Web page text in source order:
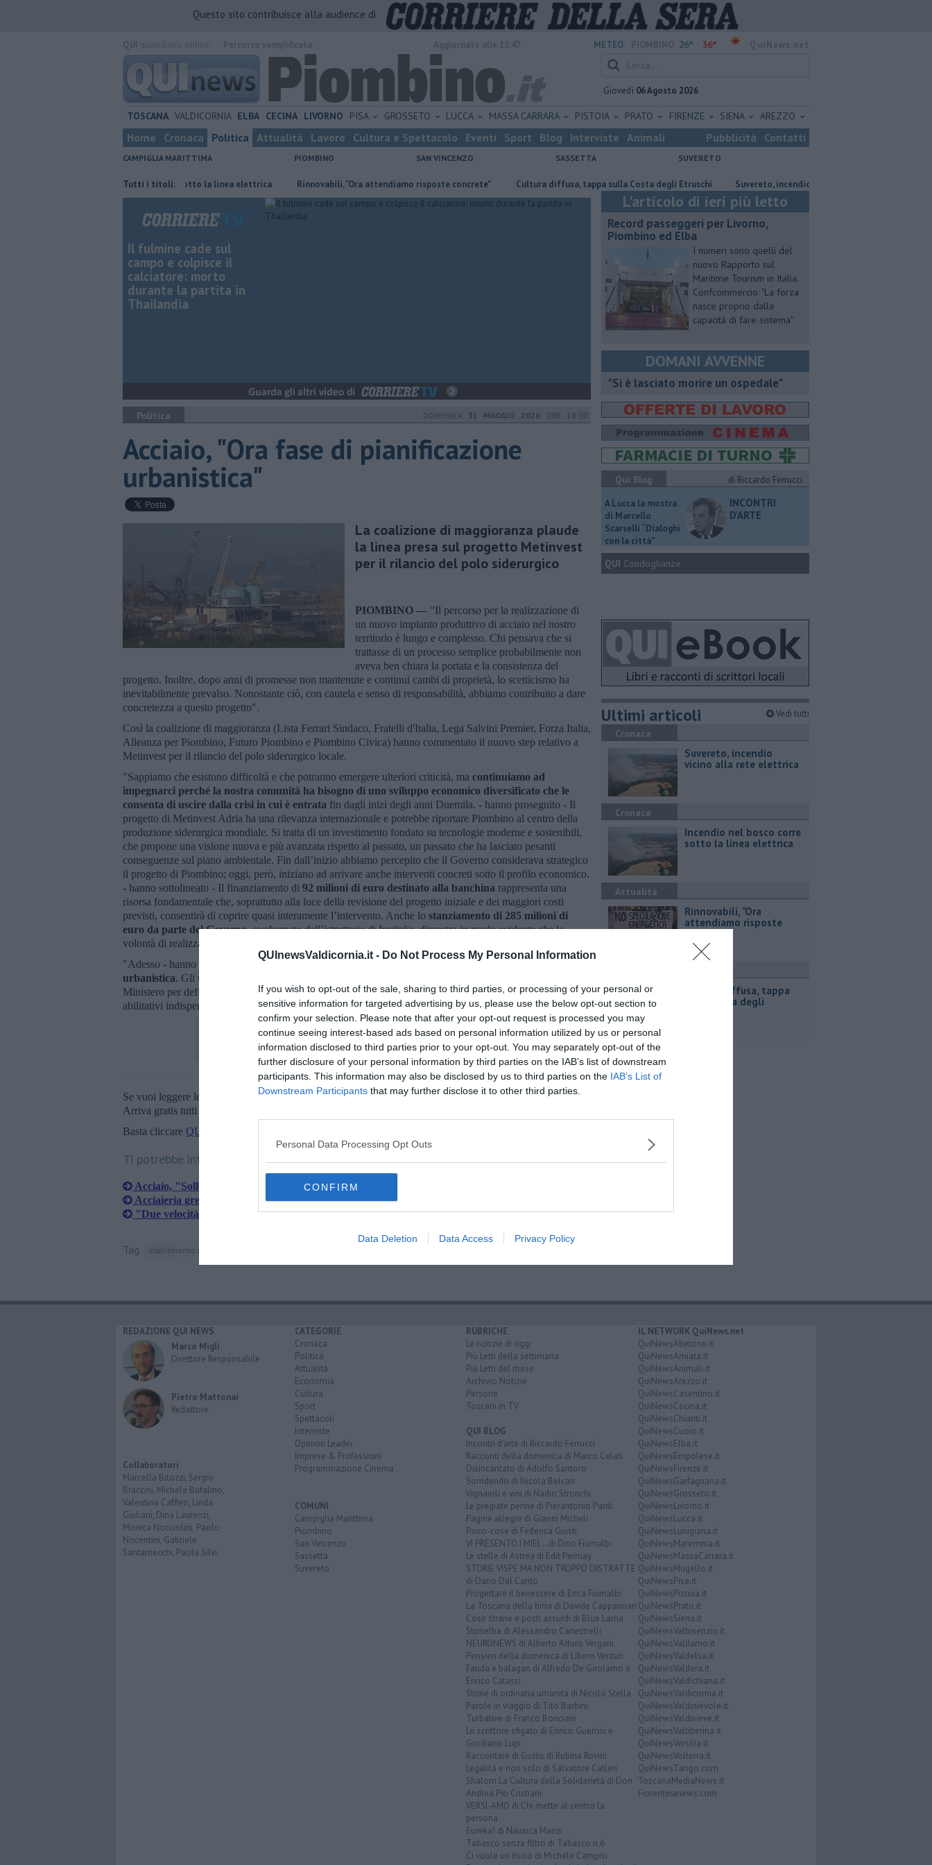
QUInewsValdicornia.it - Do Not Process My Personal Information
If you wish to opt-out of the sale, sharing to third parties, or processing of your personal or
sensitive information for targeted advertising by us, please use the below opt-out section to
confirm your selection. Please note that after your opt-out request is processed you may
continue seeing interest-based ads based on personal information utilized by us or personal
information disclosed to third parties prior to your opt-out. You may separately opt-out of the
further disclosure of your personal information by third parties on the IAB’s list of downstream
participants. This information may also be disclosed by us to third parties on the IAB’s List of
Downstream Participants that may further disclose it to other third parties.
Personal Data Processing Opt Outs
CONFIRM
Data Deletion Data Access Privacy Policy
Questo sito contribuisce alla audience di
METEO: 26° 36°
Giovedì 06 Agosto 2026
TOSCANA VALDICORNIA ELBA CECINA LIVORNO PISA GROSSETO LUCCA MASSA CARRARA PISTOIA PRATO FIRENZE SIENA AREZZO
Home Cronaca Politica Attualità Lavoro Cultura e Spettacolo Eventi Sport Blog Interviste Animali Pubblicità Contatti
CAMPIGLIA MARITTIMA PIOMBINO SAN VINCENZO SASSETTA SUVERETO
Tutti i titoli:
Incendio nel bosco corre sotto la linea elettrica Rinnovabili, "Ora attendiamo risposte concrete" Cultura diffusa, tappa sulla Costa degli Etruschi Suvereto, incendio vicino alla rete elettrica
Il fulmine cade sul
campo e colpisce il
calciatore: morto
durante la partita in
Thailandia
Politica DOMENICA 31 MAGGIO 2026 ORE 18:00
Acciaio, "Ora fase di pianificazione
urbanistica"
La coalizione di maggioranza plaude
la linea presa sul progetto Metinvest
per il rilancio del polo siderurgico
PIOMBINO — "Il percorso per la realizzazione di
un nuovo impianto produttivo di acciaio nel nostro
territorio è lungo e complesso. Chi pensava che si
trattasse di un processo semplice probabilmente non
aveva ben chiara la portata e la consistenza del
progetto. Inoltre, dopo anni di promesse non mantenute e continui cambi di proprietà, lo scetticismo ha
inevitabilmente prevalso. Nonostante ciò, con cautela e senso di responsabilità, abbiamo contribuito a dare
concretezza a questo progetto".
Così la coalizione di maggioranza (Lista Ferrari Sindaco, Fratelli d'Italia, Lega Salvini Premier, Forza Italia,
Alleanza per Piombino, Futuro Piombino e Piombino Civica) hanno commentato il nuovo step relativo a
Metinvest per il rilancio del polo siderurgico locale.
"Sappiamo che esistono difficoltà e che potranno emergere ulteriori criticità, ma continuiamo ad
impegnarci perché la nostra comunità ha bisogno di uno sviluppo economico diversificato che le
consenta di uscire dalla crisi in cui è entrata fin dagli inizi degli anni Duemila. - hanno proseguito - Il
progetto di Metinvest Adria ha una rilevanza internazionale e potrebbe riportare Piombino al centro della
produzione siderurgica mondiale. Si tratta di un investimento fondato su tecnologie moderne e sostenibili,
che propone una visione nuova e più avanzata rispetto al passato, un passato che ha lasciato pesanti
conseguenze sul piano ambientale. Fin dall’inizio abbiamo percepito che il Governo considerava strategico
il progetto di Piombino; oggi, però, iniziano ad arrivare anche interventi concreti sotto il profilo economico.
- hanno sottolineato - Il finanziamento di 92 milioni di euro destinato alla banchina rappresenta una
risorsa fondamentale che, soprattutto alla luce della revisione del progetto iniziale e dei maggiori costi
previsti, consentirà di coprire quasi interamente l’intervento. Anche lo stanziamento di 285 milioni di
euro da parte del Governo, confermato dall’istruttoria di Invitalia, dimostra in modo evidente che la
volontà di realizzare il progetto è concreta".
"Adesso - hanno concluso - inizia la fase più complessa e delicata dal punto di vista della
urbanistica. Gli uffici comunali sono in costante contatto con i professionisti di Metinvest Adria e con il
Ministero per definire tutte le procedure necessarie e attivare gli strumenti più idonei a conseguire i titoli
abilitativi indispensabili per l’avvio definitivo del progetto".
Se vuoi leggere le notizie principali della Toscana iscriviti allaNewsletter QUInews - ToscanaMedia.
Arriva gratis tutti i giorni alle 20:00 direttamente nella tua casella di posta.
Basta cliccare QUI
Ti potrebbe interessare anche:
Acciaio, "Sollecitiamo nomina commissario"
Acciaieria green, 285 milioni per Metinvest
"Due velocità sul polo siderurgico"
Tag stabilimento siderurgico di piombino
L'articolo di ieri più letto
Record passeggeri per Livorno,
Piombino ed Elba
I numeri sono quelli del
nuovo Rapporto sul
Maritime Tourism in Italia.
Confcommercio: "La forza
nasce proprio dalla
capacità di fare sistema"
DOMANI AVVENNE
"Si è lasciato morire un ospedale"
Qui Blog
di Riccardo Ferrucci
A Lucca la mostra
di Marcello
Scarselli “Dialoghi
con la città"
INCONTRI
D'ARTE
QUI Condoglianze
Ultimi articoli Vedi tutti
Cronaca
Suvereto, incendio
vicino alla rete elettrica
Cronaca
Incendio nel bosco corre
sotto la linea elettrica
Attualità
Rinnovabili, "Ora
attendiamo risposte
concrete"
Cultura diffusa, tappa
sulla Costa degli
REDAZIONE QUI NEWS
Marco Migli
Direttore Responsabile
Pietro Mattonai
Redattore
Collaboratori
Marcella Bitozzi, Sergio
Braccini, Michele Bufalino,
Valentina Caffieri, Linda
Giuliani, Dina Laurenzi,
Monica Nocciolini, Paolo
Nocentini, Gabriele
Santarnecchi, Paola Silvi.
CATEGORIE
Cronaca
Politica
Attualità
Economia
Cultura
Sport
Spettacoli
Interviste
Opinion Leader
Imprese & Professioni
Programmazione Cinema
COMUNI
Campiglia Marittima
Piombino
San Vincenzo
Sassetta
Suvereto
RUBRICHE
Le notizie di oggi
Più Letti della settimana
Più Letti del mese
Archivio Notizie
Persone
Toscani in TV
QUI BLOG
Incontri d'arte di Riccardo Ferrucci
Racconti della domenica di Marco Celati
Disincantato di Adolfo Santoro
Sorridendo di Nicola Belcari
Vignaioli e vini di Nadio Stronchi
Le pregiate penne di Pierantonio Pardi
Pagine allegre di Gianni Micheli
Psico-cose di Federica Giusti
VI PRESENTO I MIEI... di Dino Fiumalbi
Le stelle di Astrea di Edit Permay
STORIE VISPE MA NON TROPPO DISTRATTE
di Dario Dal Canto
Progettare il benessere di Erica Fiumalbi
La Toscana della birra di Davide Cappannari
Cose strane e posti assurdi di Blue Lama
Storielba di Alessandro Canestrelli
NEURONEWS di Alberto Arturo Vergani
Pensieri della domenica di Libero Venturi
Fauda e balagan di Alfredo De Girolamo e
Enrico Catassi
Storie di ordinaria umanità di Nicolò Stella
Parole in viaggio di Tito Barbini
Turbative di Franco Bonciani
Lo scrittore sfigato di Enrico Guerrini e
Gordiano Lupi
Raccontare di Gusto di Rubina Rovini
Legalità e non solo di Salvatore Calleri
Shalom La Cultura della Solidarietà di Don
Andrea Pio Cristiani
VERSI-AMO di Chi mette al centro la
persona
Eureka! di Nausica Manzi
Tabasco senza filtro di Tabasco n.6
Ci vuole un fisico di Michele Campisi
IL NETWORK QuiNews.net
QuiNewsAbetone.it
QuiNewsAmiata.it
QuiNewsAnimali.it
QuiNewsArezzo.it
QuiNewsCasentino.it
QuiNewsCecina.it
QuiNewsChianti.it
QuiNewsCuoio.it
QuiNewsElba.it
QuiNewsEmpolese.it
QuiNewsFirenze.it
QuiNewsGarfagnana.it
QuiNewsGrosseto.it
QuiNewsLivorno.it
QuiNewsLucca.it
QuiNewsLunigiana.it
QuiNewsMaremma.it
QuiNewsMassaCarrara.it
QuiNewsMugello.it
QuiNewsPisa.it
QuiNewsPistoia.it
QuiNewsPrato.it
QuiNewsSiena.it
QuiNewsValbisenzio.it
QuiNewsValdarno.it
QuiNewsValdelsa.it
QuiNewsValdera.it
QuiNewsValdichiana.it
QuiNewsValdicornia.it
QuiNewsValdinievole.it
QuiNewsValdisieve.it
QuiNewsValtiberina.it
QuiNewsVersilia.it
QuiNewsVolterra.it
QuiNewsTango.com
ToscanaMediaNews.it
Fiorentinanews.com